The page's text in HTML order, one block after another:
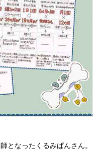
となったくるみぱんさん。